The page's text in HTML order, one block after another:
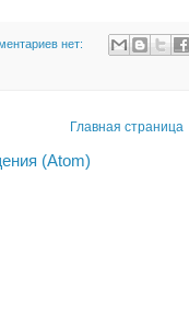
нет:
Главная страница
(Atom)